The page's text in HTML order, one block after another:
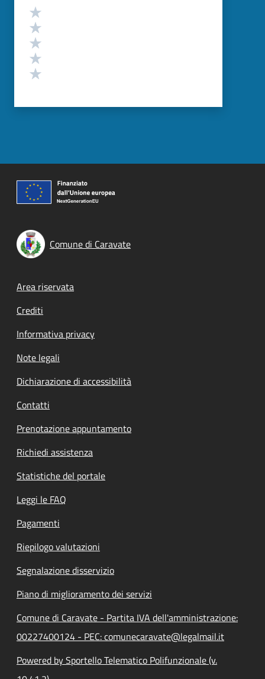
Valutazione
Comune di Caravate
Footer menu
Area riservata
Crediti
Informativa privacy
Note legali
Dichiarazione di accessibilità
Contatti
Prenotazione appuntamento
Richiedi assistenza
Statistiche del portale
Leggi le FAQ
Pagamenti
Riepilogo valutazioni
Segnalazione disservizio
Piano di miglioramento dei servizi
Comune di Caravate - Partita IVA dell'amministrazione:
00227400124 - PEC: comunecaravate@legalmail.it
Powered by Sportello Telematico Polifunzionale (v.